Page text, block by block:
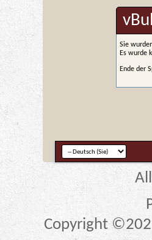
Sie
Es wurde
Ende der
Copyright